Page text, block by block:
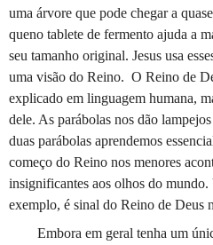
uma árvore que pode chegar a
queno tablete de fermento ajuda a
seu tamanho original. Jesus usa
uma visão do Reino. ­O Reino de
explicado em linguagem humana,
dele. As parábolas nos dão
duas parábolas aprendemos
começo do Reino nos menores
insignificantes aos olhos do mundo.
exemplo, é sinal do Reino de Deus
Embora em geral tenha um